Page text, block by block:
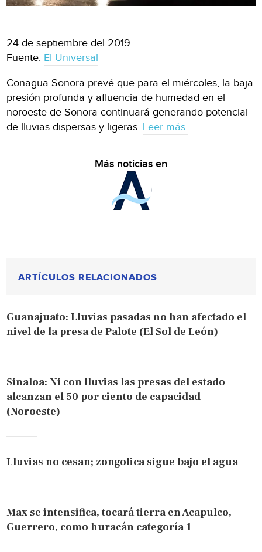
24 de septiembre del 2019
Fuente: El Universal
Conagua Sonora prevé que para el miércoles, la baja
presión profunda y afluencia de humedad en el
noroeste de Sonora continuará generando potencial
de lluvias dispersas y ligeras. Leer más
Más noticias en
ARTÍCULOS RELACIONADOS
Guanajuato: Lluvias pasadas no han afectado el
nivel de la presa de Palote (El Sol de León)
Sinaloa: Ni con lluvias las presas del estado
alcanzan el 50 por ciento de capacidad
(Noroeste)
Lluvias no cesan; zongolica sigue bajo el agua
Max se intensifica, tocará tierra en Acapulco,
Guerrero, como huracán categoría 1